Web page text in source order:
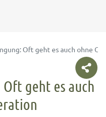
Oft geht es auch ohne
geht es auch